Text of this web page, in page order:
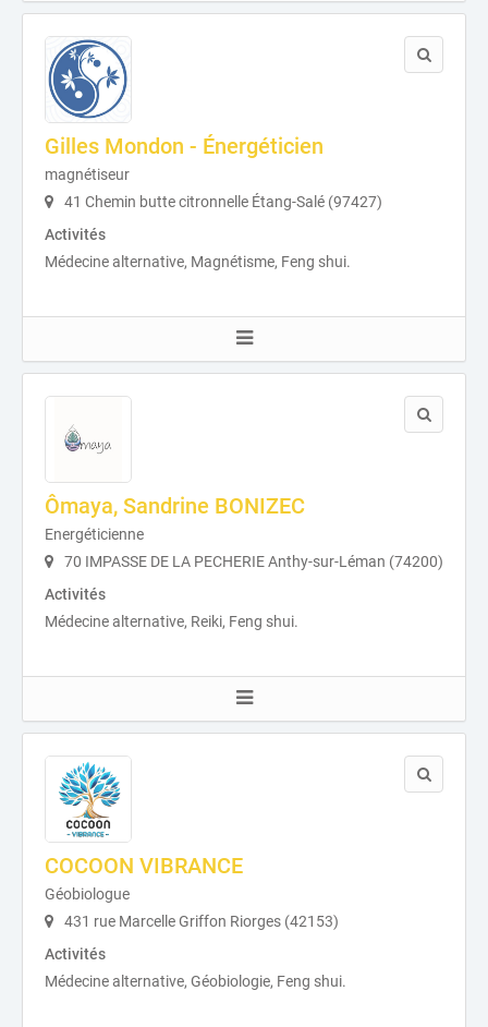
Gilles Mondon - Énergéticien
magnétiseur
41 Chemin butte citronnelle Étang-Salé (97427)
Activités
Médecine alternative, Magnétisme, Feng shui.
Ômaya, Sandrine BONIZEC
Energéticienne
70 IMPASSE DE LA PECHERIE Anthy-sur-Léman (74200)
Activités
Médecine alternative, Reiki, Feng shui.
COCOON VIBRANCE
Géobiologue
431 rue Marcelle Griffon Riorges (42153)
Activités
Médecine alternative, Géobiologie, Feng shui.